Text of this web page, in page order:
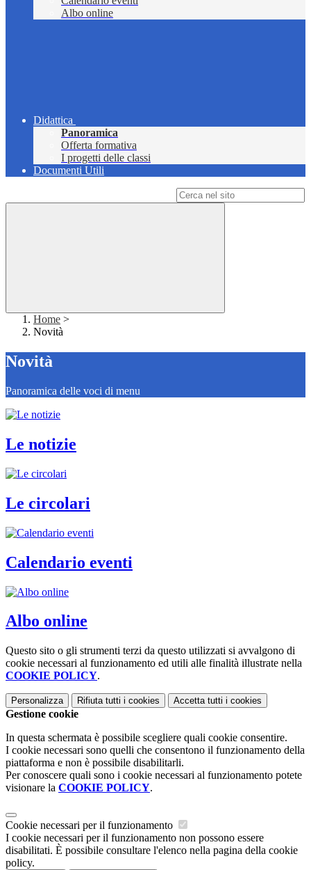
Albo online
Didattica
Panoramica
Offerta formativa
I progetti delle classi
Documenti Utili
Home >
Novità
Novità
Panoramica delle voci di menu
Le notizie
Le circolari
Calendario eventi
Albo online
Questo sito o gli strumenti terzi da questo utilizzati si avvalgono di
cookie necessari al funzionamento ed utili alle finalità illustrate nella
COOKIE POLICY.
Personalizza Rifiuta tutti i cookies Accetta tutti i cookies
Gestione cookie
In questa schermata è possibile scegliere quali cookie consentire.
I cookie necessari sono quelli che consentono il funzionamento della
piattaforma e non è possibile disabilitarli.
Per conoscere quali sono i cookie necessari al funzionamento potete
visionare la COOKIE POLICY.
Cookie necessari per il funzionamento
I cookie necessari per il funzionamento non possono essere
disabilitati. È possibile consultare l'elenco nella pagina della cookie
policy.